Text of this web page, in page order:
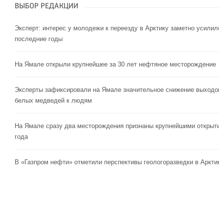
ВЫБОР РЕДАКЦИИ
Эксперт: интерес у молодежи к переезду в Арктику заметно
последние годы
На Ямале открыли крупнейшее за 30 лет нефтяное месторождение
Эксперты зафиксировали на Ямале значительное снижение
белых медведей к людям
На Ямале сразу два месторождения признаны крупнейшими
года
В «Газпром нефти» отметили перспективы геологоразведки в